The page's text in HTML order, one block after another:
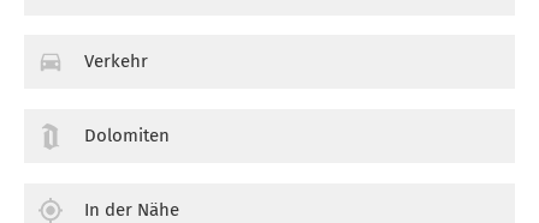
Verkehr
Dolomiten
In der Nähe